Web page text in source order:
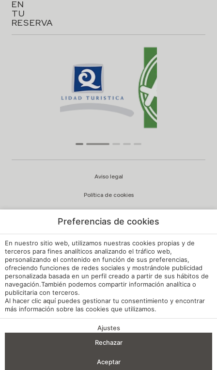
VENTAJAS DE RESERVA
EN
TU
RESERVA
Aviso legal
Política de cookies
Política de Calidad y Medioambiente
Canal de Denuncias Hoteles de España
Reglamento de Régimen Interno
Mi reserva
Desarrollado por mirai
Preferencias de cookies
En nuestro sitio web, utilizamos nuestras cookies propias y de
terceros para fines analíticos analizando el tráfico web,
personalizando el contenido en función de sus preferencias,
ofreciendo funciones de redes sociales y mostrándole publicidad
personalizada basada en un perfil creado a partir de sus hábitos de
navegación.También podemos compartir información analítica o
publicitaria con terceros.
Al hacer clic aquípuedes gestionar tu consentimiento y encontrar
más información sobre las cookies que utilizamos.
Ajustes
Rechazar
Aceptar